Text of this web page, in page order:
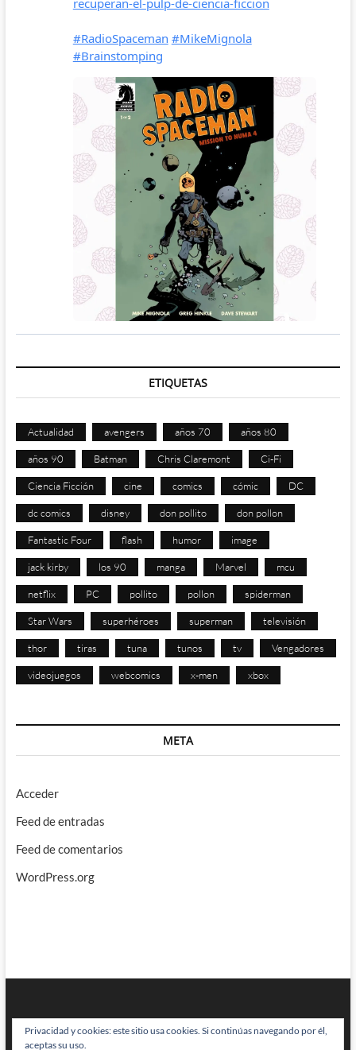
ETIQUETAS
Actualidad avengers años 70 años 80
años 90 Batman Chris Claremont Ci-Fi
Ciencia Ficción cine comics cómic DC
dc comics disney don pollito don pollon
Fantastic Four flash humor image
jack kirby los 90 manga Marvel mcu
netflix PC pollito pollon spiderman
Star Wars superhéroes superman televisión
thor tiras tuna tunos tv Vengadores
videojuegos webcomics x-men xbox
META
Acceder
Feed de entradas
Feed de comentarios
WordPress.org
Privacidad y cookies: este sitio usa cookies. Si continúas navegando por él,
aceptas su uso.